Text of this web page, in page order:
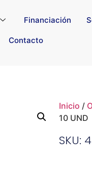
Financiación
Contacto
Inicio /
10 UND
SKU: